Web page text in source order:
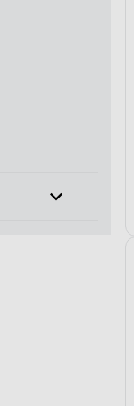
Marca: APPLE